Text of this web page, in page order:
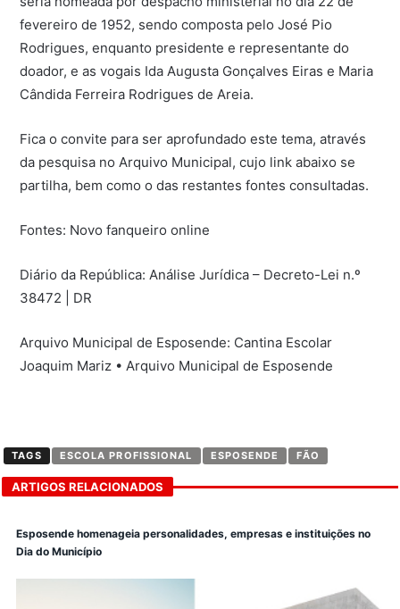
fevereiro de 1952, sendo composta pelo José Pio
Rodrigues, enquanto presidente e representante do
doador, e as vogais Ida Augusta Gonçalves Eiras e Maria
Cândida Ferreira Rodrigues de Areia.
Fica o convite para ser aprofundado este tema, através
da pesquisa no Arquivo Municipal, cujo link abaixo se
partilha, bem como o das restantes fontes consultadas.
Fontes: Novo fanqueiro online
Diário da República: Análise Jurídica – Decreto-Lei n.º
38472 | DR
Arquivo Municipal de Esposende: Cantina Escolar
Joaquim Mariz • Arquivo Municipal de Esposende
TAGS ESCOLA PROFISSIONAL ESPOSENDE FÃO
ARTIGOS RELACIONADOS
Esposende homenageia personalidades, empresas e instituições no
Dia do Município